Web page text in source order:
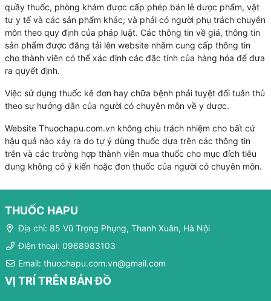
quầy thuốc, phòng khám được cấp phép bán lẻ dược phẩm, vật
tư y tế và các sản phẩm khác; và phải có người phụ trách chuyên
môn theo quy định của pháp luật. Các thông tin về giá, thông tin
sản phẩm được đăng tải lên website nhằm cung cấp thông tin
cho thành viên có thể xác định các đặc tính của hàng hóa để đưa
ra quyết định.
Việc sử dụng thuốc kê đơn hay chữa bệnh phải tuyệt đối tuân thủ
theo sự hướng dẫn của người có chuyên môn về y dược.
Website Thuochapu.com.vn không chịu trách nhiệm cho bất cứ
hậu quả nào xảy ra do tự ý dùng thuốc dựa trên các thông tin
trên và các trường hợp thành viên mua thuốc cho mục đích tiêu
dung không có ý kiến hoặc đơn thuốc của người có chuyên môn.
THUỐC HAPU
Địa chỉ: 85 Vũ Trọng Phụng, Thanh Xuân, Hà Nội
Điện thoại: 0968983103
Email: thuochapu.com.vn@gmail.com
VỊ TRÍ TRÊN BẢN ĐỒ